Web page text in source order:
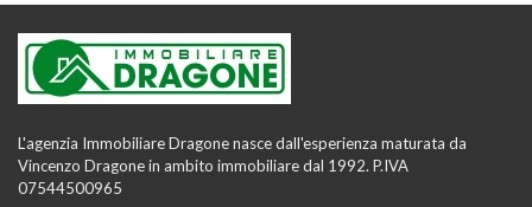
L'agenzia Immobiliare Dragone nasce dall'esperienza maturata da
Vincenzo Dragone in ambito immobiliare dal 1992. P.IVA
07544500965